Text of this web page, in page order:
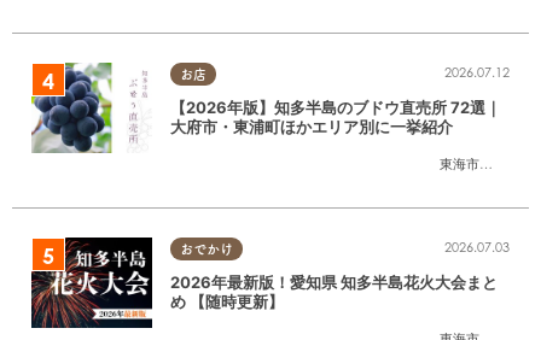
お店
東海市
,大府市
2026.07.12
【2026年版】知多半島のブドウ直売所 72選｜
大府市・東浦町ほかエリア別に一挙紹介
おでかけ 2026.07.03
2026年最新版！愛知県 知多半島花火大会まと
め 【随時更新】